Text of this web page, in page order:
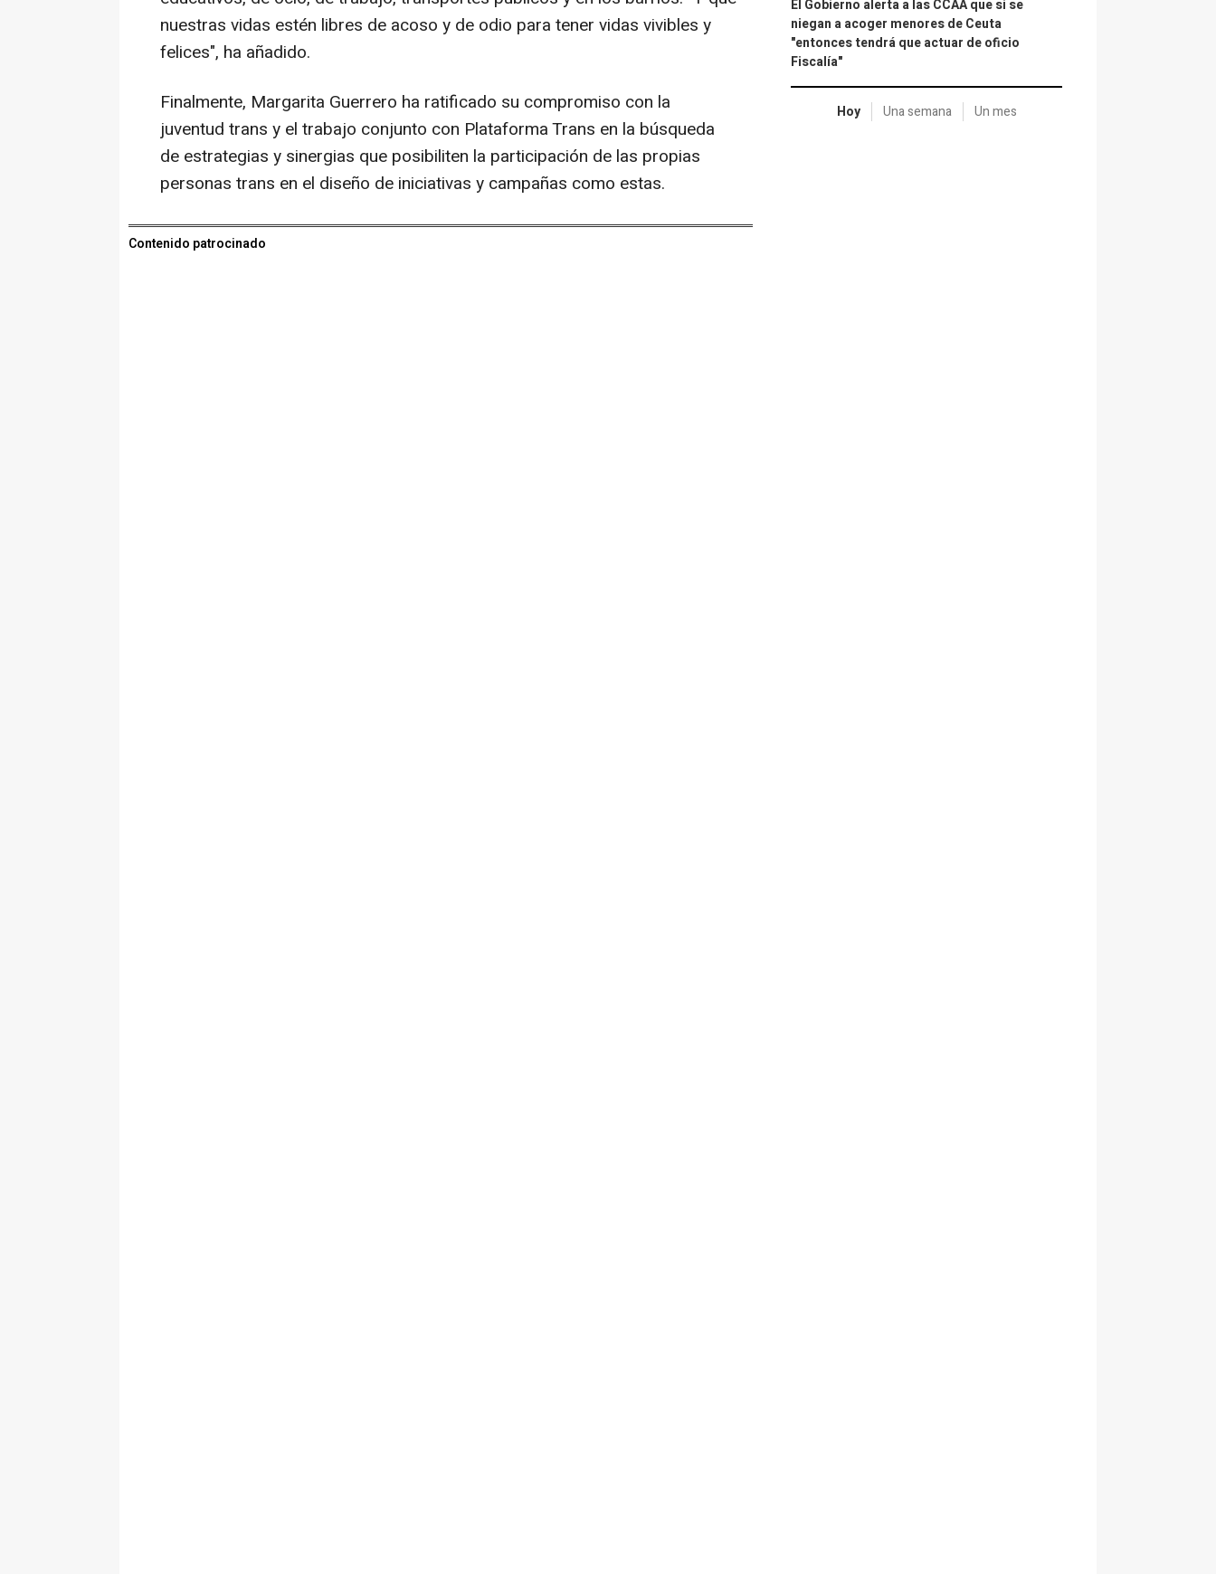
nuestras vidas estén libres de acoso y de odio para tener vidas vivibles y
felices", ha añadido.
Finalmente, Margarita Guerrero ha ratificado su compromiso con la
juventud trans y el trabajo conjunto con Plataforma Trans en la búsqueda
de estrategias y sinergias que posibiliten la participación de las propias
personas trans en el diseño de iniciativas y campañas como estas.
Contenido patrocinado
El Gobierno alerta a las CCAA que si se
niegan a acoger menores de Ceuta
"entonces tendrá que actuar de oficio
Fiscalía"
Hoy Una semana Un mes